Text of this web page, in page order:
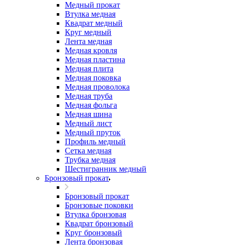
Медный прокат
Втулка медная
Квадрат медный
Круг медный
Лента медная
Медная кровля
Медная пластина
Медная плита
Медная поковка
Медная проволока
Медная труба
Медная фольга
Медная шина
Медный лист
Медный пруток
Профиль медный
Сетка медная
Трубка медная
Шестигранник медный
Бронзовый прокат
Бронзовый прокат
Бронзовые поковки
Втулка бронзовая
Квадрат бронзовый
Круг бронзовый
Лента бронзовая